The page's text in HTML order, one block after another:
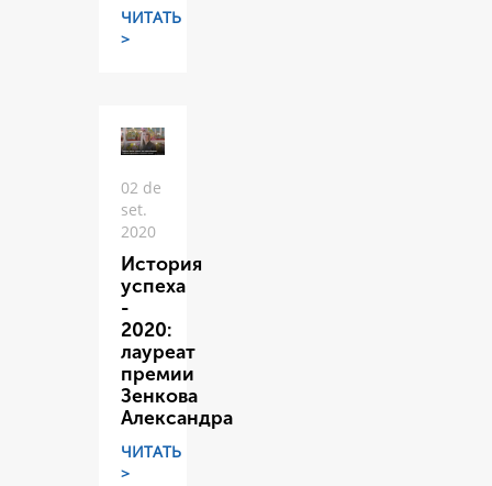
ЧИТАТЬ
>
02 de
set.
2020
История
успеха
-
2020:
лауреат
премии
Зенкова
Александра
ЧИТАТЬ
>